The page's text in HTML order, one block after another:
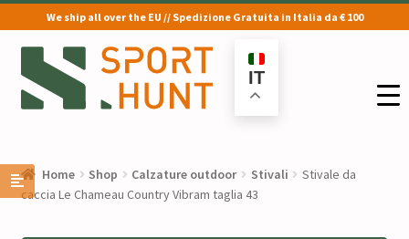
We ship all over the EU // Spedizione Gratuita in Italia da € 100
Vai
alla
navigazione
Vai
al
contenuto
IT
Home Shop Calzature outdoor Stivali
Stivale da
caccia Le Chameau Country Vibram taglia 43